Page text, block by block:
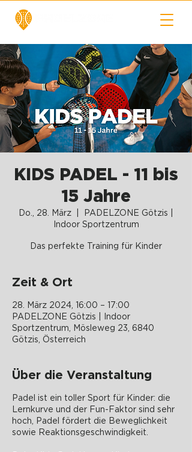
KIDS PADEL - 11 bis
15 Jahre
Do., 28. März
PADELZONE Götzis |
Indoor Sportzentrum
Das perfekte Training für Kinder
Zeit & Ort
28. März 2024, 16:00 – 17:00
PADELZONE Götzis | Indoor
Sportzentrum, Mösleweg 23, 6840
Götzis, Österreich
Über die Veranstaltung
Padel ist ein toller Sport für Kinder: die
Lernkurve und der Fun-Faktor sind sehr
hoch, Padel fördert die Beweglichkeit
sowie Reaktionsgeschwindigkeit.